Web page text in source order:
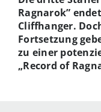
Ragnarok”
Cliffhanger.
Fortsetzung
zu einer
„Record of